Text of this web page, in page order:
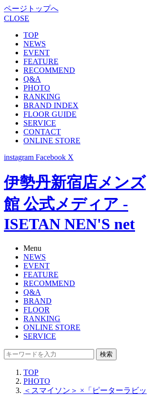
ページトップへ
CLOSE
TOP
NEWS
EVENT
FEATURE
RECOMMEND
Q&A
PHOTO
RANKING
BRAND INDEX
FLOOR GUIDE
SERVICE
CONTACT
ONLINE STORE
instagram Facebook X
伊勢丹新宿店メンズ
館 公式メディア -
ISETAN NEN'S net
Menu
NEWS
EVENT
FEATURE
RECOMMEND
Q&A
BRAND
FLOOR
RANKING
ONLINE STORE
SERVICE
検索
TOP
PHOTO
＜スマイソン＞ ×「ピーターラビッ